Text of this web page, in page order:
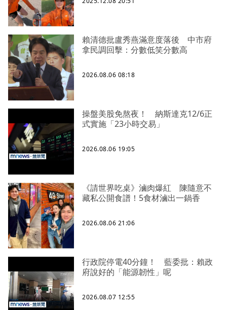
賴清德批盧秀燕滿意度落後 中市府
拿民調回擊：分數低笑分數高
2026.08.06 08:18
操盤美股免熬夜！ 納斯達克12/6正
式實施「23小時交易」
2026.08.06 19:05
《請世界吃桌》滷肉爆紅 陳隨意不
藏私公開食譜！5食材滷出一鍋香
2026.08.06 21:06
行政院停電40分鐘！ 藍委批：賴政
府說好的「能源韌性」呢
2026.08.07 12:55